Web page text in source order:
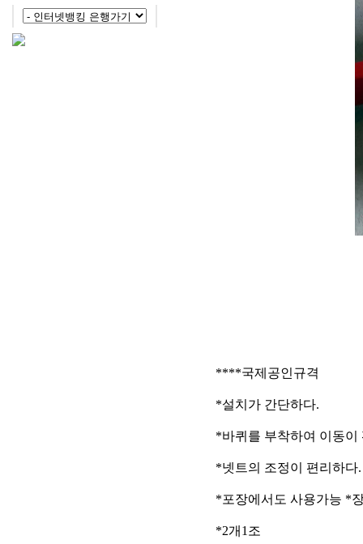
****국제공인규격
*설치가 간단하다.
*바퀴를 부착하여 이동이
*넷트의 조정이 편리하다.
*포장에서도 사용가능 *
*2개1조